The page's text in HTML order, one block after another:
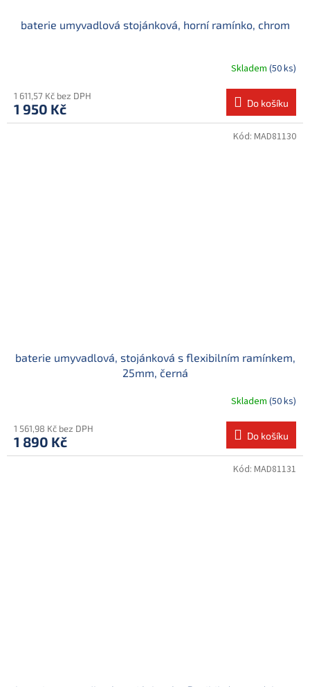
baterie umyvadlová stojánková, horní ramínko, chrom
Skladem (50 ks)
1 611,57 Kč bez DPH
1 950 Kč Do košíku
baterie umyvadlová, stojánková s flexibilním ramínkem,
25mm, černá
Skladem (50 ks)
1 561,98 Kč bez DPH
1 890 Kč Do košíku
Kód: MAD81130
Kód: MAD81131